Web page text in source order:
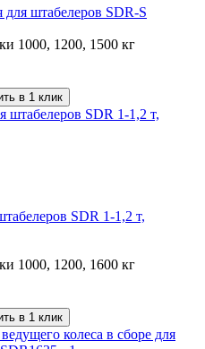
штабелеров SDR-S
1000, 1200, 1500 кг
в 1 клик
SDR 1-1,2 т,
1000, 1200, 1600 кг
в 1 клик